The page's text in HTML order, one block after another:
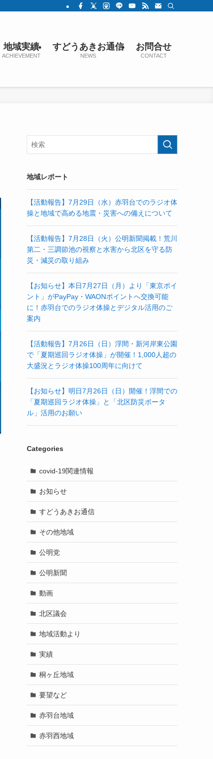
地域実績
ACHIEVEMENT
すどうあきお通信
NEWS
お問合せ
CONTACT
地域レポート
【活動報告】7月29日（水）赤羽台でのラジオ体
操と地域で高める地震・災害への備えについて
【活動報告】7月28日（火）公明新聞掲載！荒川
第二・三調節池の視察と水害から北区を守る防
災・減災の取り組み
【お知らせ】本日7月27日（月）より「東京ポイ
ント」がPayPay・WAONポイントへ交換可能
に！赤羽台でのラジオ体操とデジタル活用のご
案内
【活動報告】7月26日（日）浮間・新河岸東公園
で「夏期巡回ラジオ体操」が開催！1,000人超の
大盛況とラジオ体操100周年に向けて
【お知らせ】明日7月26日（日）開催！浮間での
「夏期巡回ラジオ体操」と「北区防災ポータ
ル」活用のお願い
Categories
covid-19関連情報
お知らせ
すどうあきお通信
その他地域
公明党
公明新聞
動画
北区議会
地域活動より
実績
桐ヶ丘地域
要望など
赤羽台地域
赤羽西地域